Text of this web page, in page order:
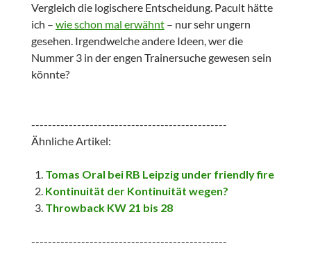
Vergleich die logischere Entscheidung. Pacult hätte
ich – wie schon mal erwähnt– nur sehr ungern
gesehen. Irgendwelche andere Ideen, wer die
Nummer 3 in der engen Trainersuche gewesen sein
könnte?
-----------------------------------------------
Ähnliche Artikel:
Tomas Oral bei RB Leipzig under friendly fire
Kontinuität der Kontinuität wegen?
Throwback KW 21 bis 28
-----------------------------------------------